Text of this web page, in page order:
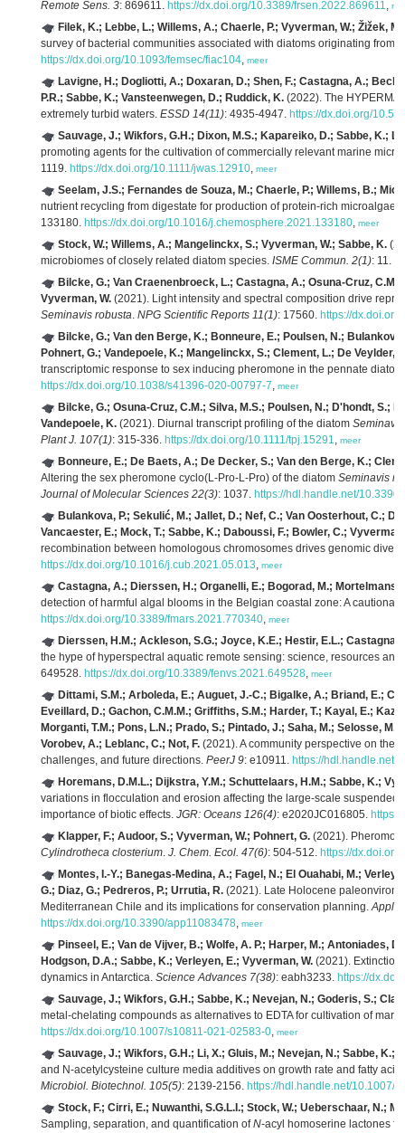
Remote Sens. 3: 869611. https://dx.doi.org/10.3389/frsen.2022.869611,
Filek, K.; Lebbe, L.; Willems, A.; Chaerle, P.; Vyverman, W.; Žižek,
survey of bacterial communities associated with diatoms originating from
https://dx.doi.org/10.1093/femsec/fiac104, meer
Lavigne, H.; Dogliotti, A.; Doxaran, D.; Shen, F.; Castagna, A.;
P.R.; Sabbe, K.; Vansteenwegen, D.; Ruddick, K. (2022). The
extremely turbid waters. ESSD 14(11): 4935-4947. https://dx.doi.org/
Sauvage, J.; Wikfors, G.H.; Dixon, M.S.; Kapareiko, D.; Sabbe, K.;
promoting agents for the cultivation of commercially relevant marine
1119. https://dx.doi.org/10.1111/jwas.12910, meer
Seelam, J.S.; Fernandes de Souza, M.; Chaerle, P.; Willems, B.;
nutrient recycling from digestate for production of protein-rich microalgae
133180. https://dx.doi.org/10.1016/j.chemosphere.2021.133180, meer
Stock, W.; Willems, A.; Mangelinckx, S.; Vyverman, W.; Sabbe, K.
microbiomes of closely related diatom species. ISME Commun. 2(1): 11.
Bilcke, G.; Van Craenenbroeck, L.; Castagna, A.; Osuna-Cruz,
Vyverman, W. (2021). Light intensity and spectral composition drive
Seminavis robusta. NPG Scientific Reports 11(1): 17560. https://
Bilcke, G.; Van den Berge, K.; Bonneure, E.; Poulsen, N.;
Pohnert, G.; Vandepoele, K.; Mangelinckx, S.; Clement, L.; De Veylder,
transcriptomic response to sex inducing pheromone in the pennate
https://dx.doi.org/10.1038/s41396-020-00797-7, meer
Bilcke, G.; Osuna-Cruz, C.M.; Silva, M.S.; Poulsen, N.; D'hondt, S.;
Vandepoele, K. (2021). Diurnal transcript profiling of the diatom
Plant J. 107(1): 315-336. https://dx.doi.org/10.1111/tpj.15291, meer
Bonneure, E.; De Baets, A.; De Decker, S.; Van den Berge, K.;
Altering the sex pheromone cyclo(L-Pro-L-Pro) of the diatom Seminavis
Journal of Molecular Sciences 22(3): 1037. https://hdl.handle.net/
Bulankova, P.; Sekulić, M.; Jallet, D.; Nef, C.; Van Oosterhout, C.;
Vancaester, E.; Mock, T.; Sabbe, K.; Daboussi, F.; Bowler, C.;
recombination between homologous chromosomes drives genomic
https://dx.doi.org/10.1016/j.cub.2021.05.013, meer
Castagna, A.; Dierssen, H.; Organelli, E.; Bogorad, M.; Mortelmans,
detection of harmful algal blooms in the Belgian coastal zone: A
https://dx.doi.org/10.3389/fmars.2021.770340, meer
Dierssen, H.M.; Ackleson, S.G.; Joyce, K.E.; Hestir, E.L.; Castagna,
the hype of hyperspectral aquatic remote sensing: science, resources
649528. https://dx.doi.org/10.3389/fenvs.2021.649528, meer
Dittami, S.M.; Arboleda, E.; Auguet, J.-C.; Bigalke, A.; Briand, E.;
Eveillard, D.; Gachon, C.M.M.; Griffiths, S.M.; Harder, T.; Kayal, E.;
Morganti, T.M.; Pons, L.N.; Prado, S.; Pintado, J.; Saha, M.; Selosse,
Vorobev, A.; Leblanc, C.; Not, F. (2021). A community perspective on the
challenges, and future directions. PeerJ 9: e10911. https://hdl.handle.net/
Horemans, D.M.L.; Dijkstra, Y.M.; Schuttelaars, H.M.; Sabbe, K.;
variations in flocculation and erosion affecting the large‐scale
importance of biotic effects. JGR: Oceans 126(4): e2020JC016805.
Klapper, F.; Audoor, S.; Vyverman, W.; Pohnert, G. (2021).
Cylindrotheca closterium. J. Chem. Ecol. 47(6): 504-512. https://
Montes, I.-Y.; Banegas-Medina, A.; Fagel, N.; El Ouahabi, M.;
G.; Diaz, G.; Pedreros, P.; Urrutia, R. (2021). Late Holocene
Mediterranean Chile and its implications for conservation planning.
https://dx.doi.org/10.3390/app11083478, meer
Pinseel, E.; Van de Vijver, B.; Wolfe, A. P.; Harper, M.; Antoniades,
Hodgson, D.A.; Sabbe, K.; Verleyen, E.; Vyverman, W. (2021).
dynamics in Antarctica. Science Advances 7(38): eabh3233. https://
Sauvage, J.; Wikfors, G.H.; Sabbe, K.; Nevejan, N.; Goderis, S.;
metal-chelating compounds as alternatives to EDTA for cultivation of
https://dx.doi.org/10.1007/s10811-021-02583-0, meer
Sauvage, J.; Wikfors, G.H.; Li, X.; Gluis, M.; Nevejan, N.; Sabbe, K.;
and N-acetylcysteine culture media additives on growth rate and fatty
Microbiol. Biotechnol. 105(5): 2139-2156. https://hdl.handle.net/10.1007/
Stock, F.; Cirri, E.; Nuwanthi, S.G.L.I.; Stock, W.; Ueberschaar, N.;
Sampling, separation, and quantification ofN-acyl homoserine lactones